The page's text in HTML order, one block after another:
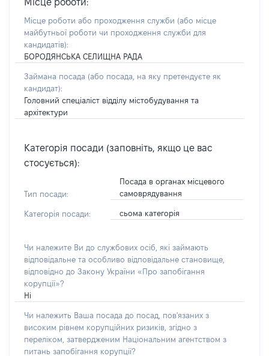
Місце роботи:
Місце роботи або проходження служби (або місце
майбутньої роботи чи проходження служби для
кандидатів):
БОРОДЯНСЬКА СЕЛИЩНА РАДА
Займана посада (або посада, на яку претендуєте як
кандидат):
Головний спеціаліст відділу містобудування та
архітектури
Категорія посади (заповніть, якщо це вас
стосується):
Тип посади:
Посада в органах місцевого
самоврядування
Категорія посади: сьома категорія
Чи належите Ви до службових осіб, які займають
відповідальне та особливо відповідальне становище,
відповідно до Закону України «Про запобігання
корупції»?
Ні
Чи належить Ваша посада до посад, пов'язаних з
високим рівнем корупційних ризиків, згідно з
переліком, затвердженим Національним агентством з
питань запобігання корупції?